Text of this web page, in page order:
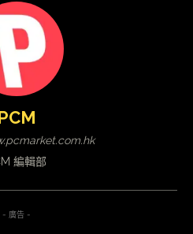
編輯部
- 廣告 -